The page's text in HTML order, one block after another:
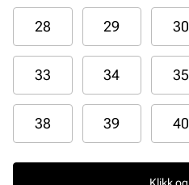
28 29 30
33 34 35
38 39 40